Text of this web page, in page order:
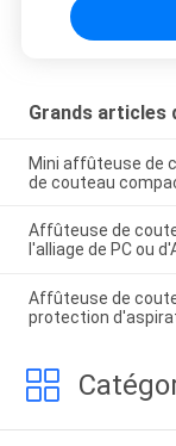
Grands articles
Mini affûteuse de
de couteau
Affûteuse de
l'alliage de PC ou
Affûteuse de
protection